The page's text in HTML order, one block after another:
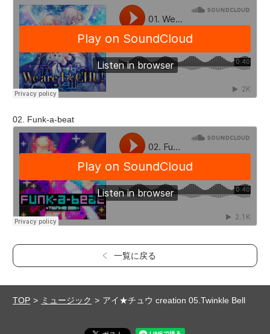
02. Funk-a-beat
一覧に戻る
TOP ミュージック アイ★チュウ creation 05.Twinkle Bell